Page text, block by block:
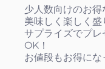
少人数向けのお得
美味しく楽しく盛
サプライズでプ
OK！
お値段もお得にな